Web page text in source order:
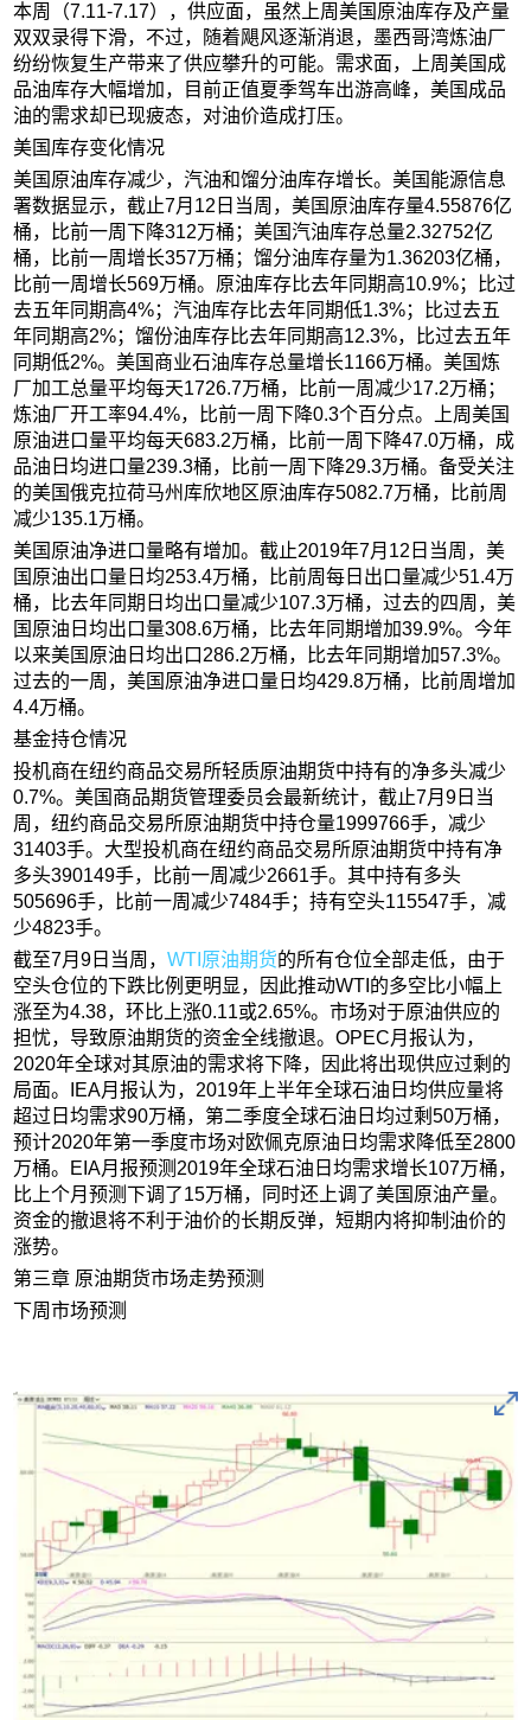
本周（7.11-7.17），供应面，虽然上周美国原油库存及产量
双双录得下滑，不过，随着飓风逐渐消退，墨西哥湾炼油厂
纷纷恢复生产带来了供应攀升的可能。需求面，上周美国成
品油库存大幅增加，目前正值夏季驾车出游高峰，美国成品
油的需求却已现疲态，对油价造成打压。
美国库存变化情况
美国原油库存减少，汽油和馏分油库存增长。美国能源信息
署数据显示，截止7月12日当周，美国原油库存量4.55876亿
桶，比前一周下降312万桶；美国汽油库存总量2.32752亿
桶，比前一周增长357万桶；馏分油库存量为1.36203亿桶，
比前一周增长569万桶。原油库存比去年同期高10.9%；比过
去五年同期高4%；汽油库存比去年同期低1.3%；比过去五
年同期高2%；馏份油库存比去年同期高12.3%，比过去五年
同期低2%。美国商业石油库存总量增长1166万桶。美国炼
厂加工总量平均每天1726.7万桶，比前一周减少17.2万桶；
炼油厂开工率94.4%，比前一周下降0.3个百分点。上周美国
原油进口量平均每天683.2万桶，比前一周下降47.0万桶，成
品油日均进口量239.3桶，比前一周下降29.3万桶。备受关注
的美国俄克拉荷马州库欣地区原油库存5082.7万桶，比前周
减少135.1万桶。
美国原油净进口量略有增加。截止2019年7月12日当周，美
国原油出口量日均253.4万桶，比前周每日出口量减少51.4万
桶，比去年同期日均出口量减少107.3万桶，过去的四周，美
国原油日均出口量308.6万桶，比去年同期增加39.9%。今年
以来美国原油日均出口286.2万桶，比去年同期增加57.3%。
过去的一周，美国原油净进口量日均429.8万桶，比前周增加
4.4万桶。
基金持仓情况
投机商在纽约商品交易所轻质原油期货中持有的净多头减少
0.7%。美国商品期货管理委员会最新统计，截止7月9日当
周，纽约商品交易所原油期货中持仓量1999766手，减少
31403手。大型投机商在纽约商品交易所原油期货中持有净
多头390149手，比前一周减少2661手。其中持有多头
505696手，比前一周减少7484手；持有空头115547手，减
少4823手。
截至7月9日当周，WTI原油期货的所有仓位全部走低，由于
空头仓位的下跌比例更明显，因此推动WTI的多空比小幅上
涨至为4.38，环比上涨0.11或2.65%。市场对于原油供应的
担忧，导致原油期货的资金全线撤退。OPEC月报认为，
2020年全球对其原油的需求将下降，因此将出现供应过剩的
局面。IEA月报认为，2019年上半年全球石油日均供应量将
超过日均需求90万桶，第二季度全球石油日均过剩50万桶，
预计2020年第一季度市场对欧佩克原油日均需求降低至2800
万桶。EIA月报预测2019年全球石油日均需求增长107万桶，
比上个月预测下调了15万桶，同时还上调了美国原油产量。
资金的撤退将不利于油价的长期反弹，短期内将抑制油价的
涨势。
第三章 原油期货市场走势预测
下周市场预测